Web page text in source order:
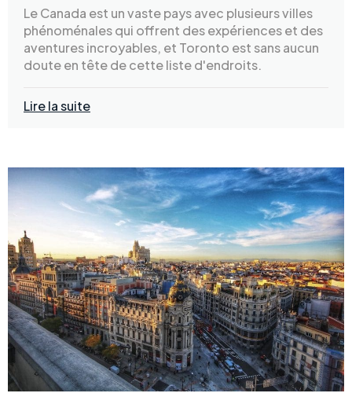
Le Canada est un vaste pays avec plusieurs villes
phénoménales qui offrent des expériences et des
aventures incroyables, et Toronto est sans aucun
doute en tête de cette liste d'endroits.
Lire la suite